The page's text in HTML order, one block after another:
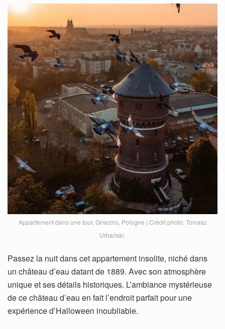
Appartement dans une tour, Gniezno, Pologne | Crédit photo: Tomasz
Urbański.
Passez la nuit dans cet appartement insolite, niché dans
un château d’eau datant de 1889. Avec son atmosphère
unique et ses détails historiques. L’ambiance mystérieuse
de ce château d’eau en fait l’endroit parfait pour une
expérience d’Halloween inoubliable.